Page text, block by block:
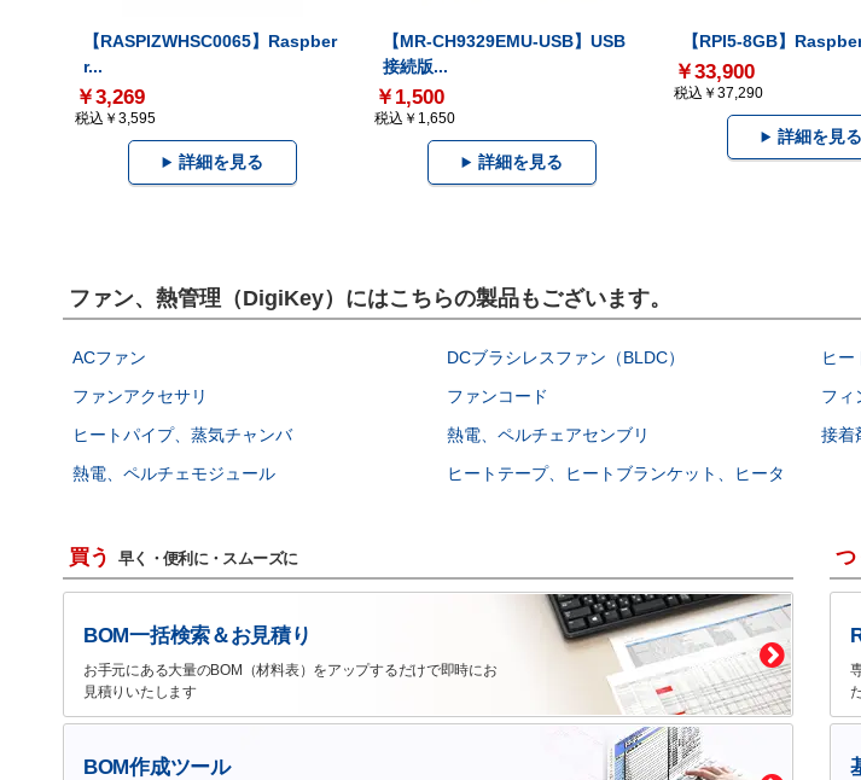
【RASPIZWHSC0065】Raspber
r...
￥3,269
税込￥3,595
詳細を見る
【MR-CH9329EMU-USB】USB
接続版...
￥1,500
税込￥1,650
詳細を見る
【RPI5-8GB】
￥33,900
税込￥37,290
詳細を見る
ファン、熱管理（DigiKey）にはこちらの製品もございます。
ACファン DCブラシレスファン（BLDC） ヒー
ファンアクセサリ
ファンコード フィ
ヒートパイプ、蒸気チャンバ
熱電、ペルチェアセンブリ 接着
熱電、ペルチェモジュール
ヒートテープ、ヒートブランケット、ヒータ
買う 早く・便利に・スムーズに
BOM一括検索＆お見積り
お手元にある大量のBOM（材料表）をアップするだけで即時にお
見積りいたします
BOM作成ツール
つ